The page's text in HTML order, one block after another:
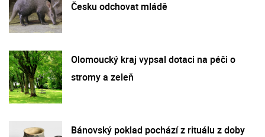
Česku odchovat mládě
Olomoucký kraj vypsal dotaci na péči o
stromy a zeleň
Bánovský poklad pochází z rituálu z doby